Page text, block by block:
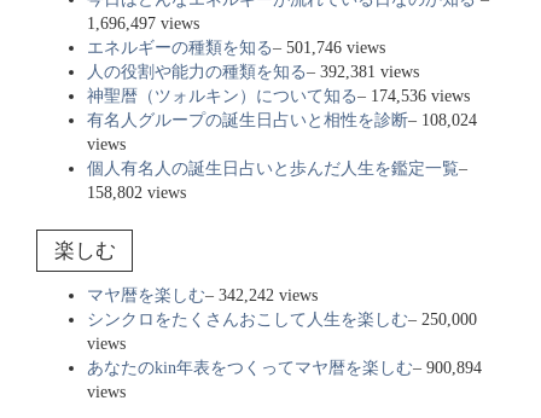
1,696,497 views
エネルギーの種類を知る– 501,746 views
人の役割や能力の種類を知る– 392,381 views
神聖暦（ツォルキン）について知る– 174,536 views
有名人グループの誕生日占いと相性を診断– 108,024
views
個人有名人の誕生日占いと歩んだ人生を鑑定一覧–
158,802 views
楽しむ
マヤ暦を楽しむ– 342,242 views
シンクロをたくさんおこして人生を楽しむ– 250,000
views
あなたのkin年表をつくってマヤ暦を楽しむ– 900,894
views